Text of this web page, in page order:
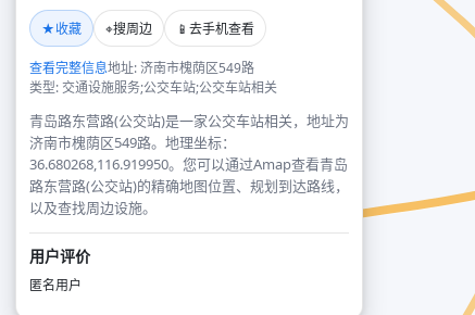
★收藏 ⌖搜周边 📱 去手机查看
查看完整信息地址: 济南市槐荫区549路
类型: 交通设施服务;公交车站;公交车站相关
青岛路东营路(公交站)是一家公交车站相关，地址为
济南市槐荫区549路。地理坐标：
36.680268,116.919950。您可以通过Amap查看青岛
路东营路(公交站)的精确地图位置、规划到达路线，
以及查找周边设施。
用户评价
匿名用户